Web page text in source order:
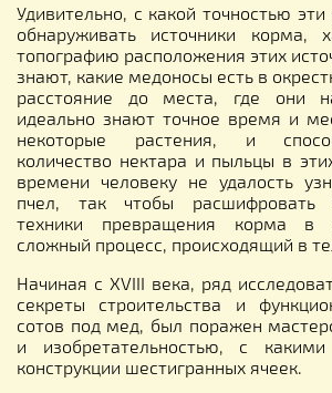
Удивительно, с какой точностью
обнаруживать источники корма,
топографию расположения этих
знают, какие медоносы есть в
расстояние до места, где они
идеально знают точное время и
некоторые растения, и
количество нектара и пыльцы в
времени человеку не удалость
пчел, так чтобы расшифровать
техники превращения корма в
сложный процесс, происходящий в
Начиная с XVIII века, ряд
секреты строительства и
сотов под мед, был поражен
и изобретательностью, с
конструкции шестигранных ячеек.